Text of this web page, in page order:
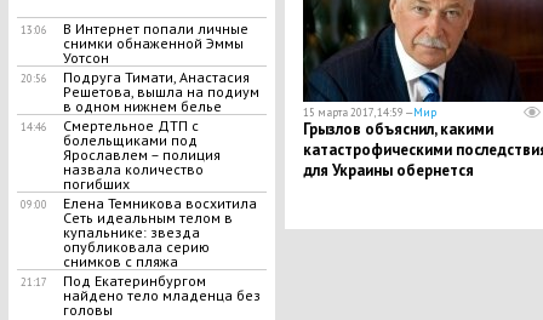
13:06
В Интернет попали личные
снимки обнаженной Эммы
Уотсон
20:56
Подруга Тимати, Анастасия
Решетова, вышла на подиум
в одном нижнем белье
14:46
Смертельное ДТП с
болельщиками под
Ярославлем – полиция
назвала количество
погибших
09:00
Елена Темникова восхитила
Сеть идеальным телом в
купальнике: звезда
опубликовала серию
снимков с пляжа
21:17
Под Екатеринбургом
найдено тело младенца без
головы
15 марта 2017, 14:59 —Мир
Грызлов объяснил, какими
катастрофическими
для Украины обернется